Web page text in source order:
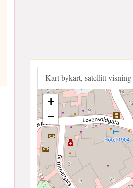
Kart bykart, satellitt visning
+
−